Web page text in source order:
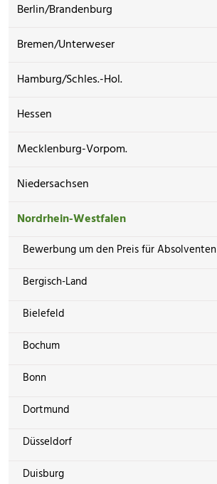
Berlin/Brandenburg
Bremen/Unterweser
Hamburg/Schles.-Hol.
Hessen
Mecklenburg-Vorpom.
Niedersachsen
Nordrhein-Westfalen
Bewerbung um den Preis für Absolventen
Bergisch-Land
Bielefeld
Bochum
Bonn
Dortmund
Düsseldorf
Duisburg